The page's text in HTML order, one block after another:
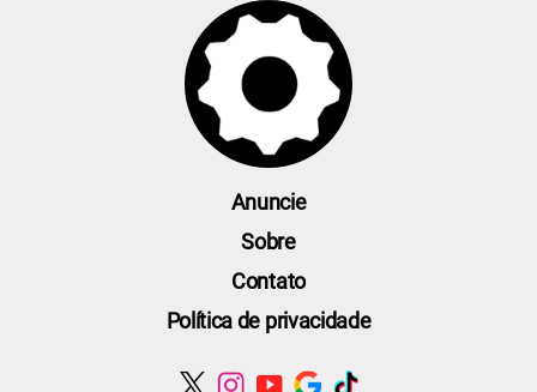
Anuncie
Sobre
Contato
Política de privacidade